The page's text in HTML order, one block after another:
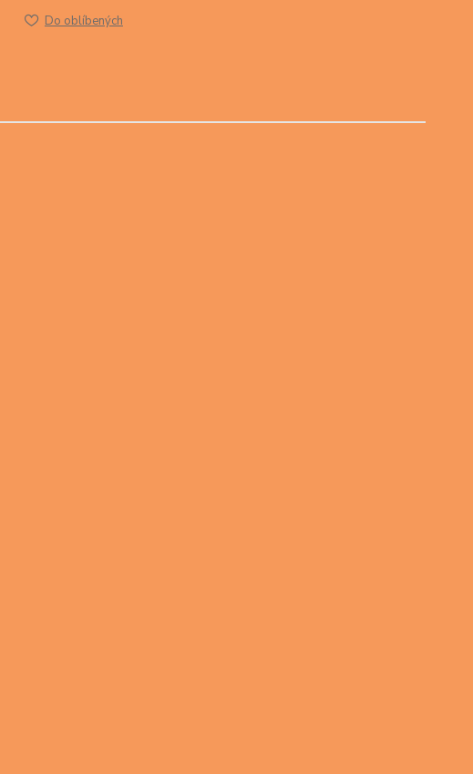
Do oblíbených